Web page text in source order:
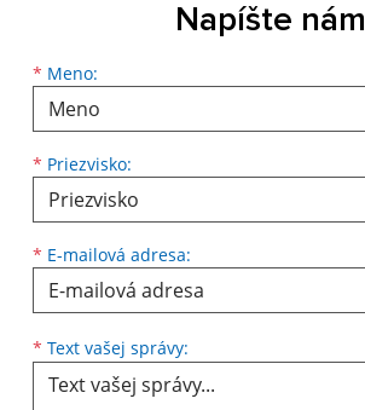
Napíšte nám
* Meno:
Meno
* Priezvisko:
Priezvisko
* E-mailová adresa:
E-mailová adresa
* Text vašej správy: